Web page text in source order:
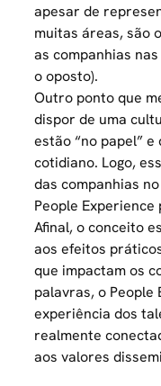
apesar de
muitas áreas, são
as companhias
o oposto).
Outro ponto que
dispor de uma
estão “no papel”
cotidiano. Logo,
das companhias
People
Afinal, o conceito
aos efeitos
que impactam os
palavras, o People
experiência dos
realmente
aos valores